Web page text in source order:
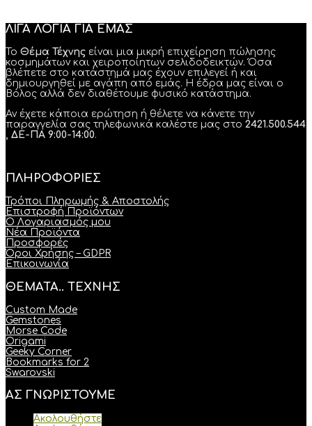
ΛΙΓΑ ΛΟΓΙΑ ΓΙΑ ΕΜΑΣ
Το Θέμα Τέχνης είναι μια μικρή επιχείρηση πώλησης
κοσμημάτων και χειροποίητων σελιδοδεικτών. Όσα
βλέπετε στο κατάστημά μας έχουν επιλεγεί ή και
δημιουργηθεί με αγάπη από εμάς. Η έδρα μας είναι ο
Βόλος αλλά δεν διαθέτουμε φυσικό κατάστημα.
Αν έχετε κάποια ερώτηση ή θέλετε να κάνετε την
παραγγελία σας τηλεφωνικά καλέστε μας στο 2421.500.544
, ΔΕ-ΠΑ 9:00-14:00.
ΠΛΗΡΟΦΟΡΙΕΣ
Τρόποι Πληρωμής & Αποστολής
Επιστροφή Προϊόντων
Ο Λογαριασμός μου
Νέα Προϊόντα
Προσφορές
Όροι Χρήσης – GDPR
Επικοινωνία
ΘΕΜΑΤΑ.. ΤΕΧΝΗΣ
Custom Made
Gemstones
Morse Code
Origami
Geeky Corner
Bookmarks for 2
Swarovski
ΑΣ ΓΝΩΡΙΣΤΟΥΜΕ
Ακολουθήστε